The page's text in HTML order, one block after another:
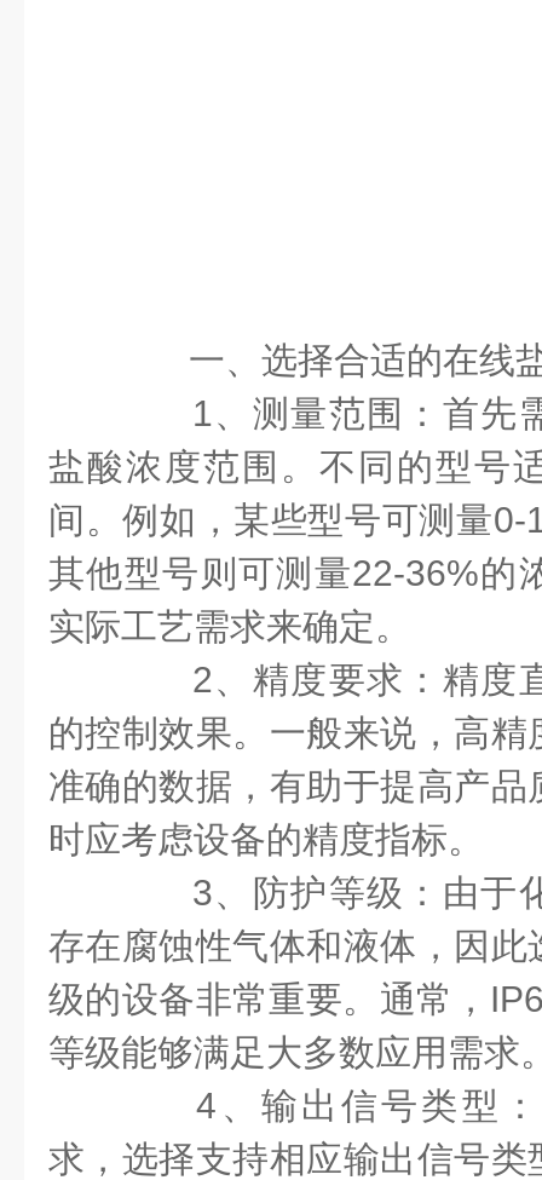
一、选择合适的在线
1、测量范围：首先
盐酸浓度范围。不同的型号
间。例如，某些型号可测量0-
其他型号则可测量22-36%的
实际工艺需求来确定。
2、精度要求：精度
的控制效果。一般来说，高
准确的数据，有助于提高产
时应考虑设备的精度指标。
3、防护等级：由于
存在腐蚀性气体和液体，因
级的设备非常重要。通常，
等级能够满足大多数应用需求
4、输出信号类型：
求，选择支持相应输出信号